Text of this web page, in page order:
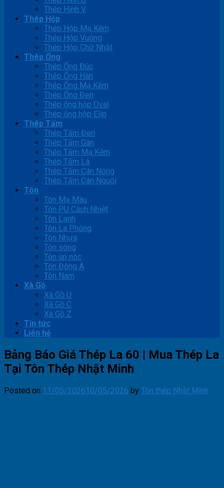
Thép Hình V
Thép Hộp
Thép Hộp Mạ Kẽm
Thép Hộp Vuông
Thép Hộp Chữ Nhật
Thép Ống
Thép Ống Đúc
Thép Ống Hàn
Thép Ống Mạ Kẽm
Thép Ống Đen
Thép ống hộp Oval
Thép ống hộp Elip
Thép Tấm
Thép Tấm Đen
Thép Tấm Gân
Thép Tấm Mạ Kẽm
Thép Tấm Lá
Thép Tấm Cán Nóng
Thép Tấm Cán Nguội
Tôn
Tôn Mạ Màu
Tôn PU Cách Nhiệt
Tôn Lạnh
Tôn La Phông
Tôn Nhựa
Tôn sóng
Tôn úp nóc
Tôn Đông Á
Tôn Nam
Xà Gồ
Xà Gồ U
Xà Gồ C
Xà Gồ Z
Tin tức
Liên hệ
Bảng Báo Giá Thép La 60 | Mua Thép La
Tại Tôn Thép Nhật Minh
Posted on 11/05/202610/05/2026 by Tôn thép Nhật Minh